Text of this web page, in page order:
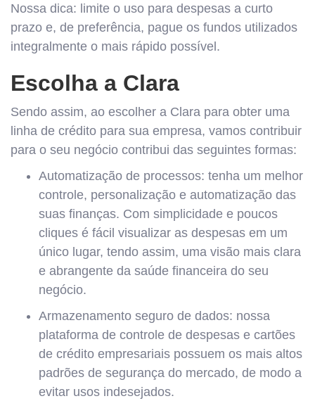
Nossa dica: limite o uso para despesas a curto
prazo e, de preferência, pague os fundos utilizados
integralmente o mais rápido possível.
Escolha a Clara
Sendo assim, ao escolher a Clara para obter uma
linha de crédito para sua empresa, vamos contribuir
para o seu negócio contribui das seguintes formas:
Automatização de processos: tenha um melhor
controle, personalização e automatização das
suas finanças. Com simplicidade e poucos
cliques é fácil visualizar as despesas em um
único lugar, tendo assim, uma visão mais clara
e abrangente da saúde financeira do seu
negócio.
Armazenamento seguro de dados: nossa
plataforma de controle de despesas e cartões
de crédito empresariais possuem os mais altos
padrões de segurança do mercado, de modo a
evitar usos indesejados.